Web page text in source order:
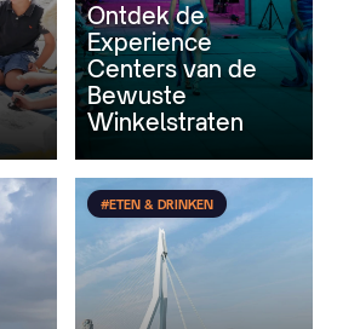
Ontdek de
Experience
Centers van de
Bewuste
Winkelstraten
#ETEN & DRINKEN